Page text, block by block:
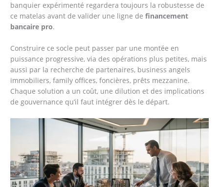
banquier expérimenté regardera toujours la robustesse de
ce matelas avant de valider une ligne definancement
bancaire pro.
Construire ce socle peut passer par une montée en
puissance progressive, via des opérations plus petites, mais
aussi par la recherche de partenaires, business angels
immobiliers, family offices, foncières, prêts mezzanine.
Chaque solution a un coût, une dilution et des implications
de gouvernance qu’il faut intégrer dès le départ.